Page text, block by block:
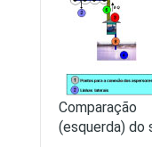
(esquerda) do